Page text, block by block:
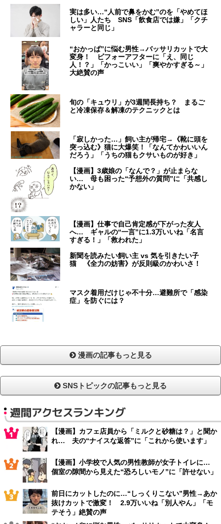
実は多い…“人前で鼻をかむ”のを「やめてほ
しい」人たち SNS「飲食店では嫌」「クチ
ャラーと同じ」
“おかっぱ”に悩む男性→バッサリカットで大
変身！ ビフォーアフターに「え、同じ
人！？」「かっこいい」「爽やかすぎる～」
大絶賛の声
旬の「キュウリ」が3週間長持ち？ まるご
と冷凍保存＆解凍のテクニックとは
「寂しかった…」飼い主が帰宅→《靴に頭を
突っ込む》猫に大爆笑！「なんてかわいいん
だろう」「うちの猫もクサいものが好き」
【漫画】3歳娘の「なんで？」が止まらな
い… 母も困った“予想外の質問”に「共感し
かない」
【漫画】仕事で自己肯定感が下がった友人
へ… ギャルの“一言”に1.3万いいね「名言
すぎる！」「救われた」
新聞を読みたい飼い主 vs 気を引きたい子
猫 《全力の妨害》が反則級のかわいさ！
マスク着用だけじゃ不十分…避難所で「感染
症」を防ぐには？
漫画の記事もっと見る
SNSトピックの記事もっと見る
週間アクセスランキング
【漫画】カフェ店員から「ミルクと砂糖は？」と聞か
れ… 夫の“ナイスな返答”に「これから使います」
【漫画】小学校で人気の男性教師が女子トイレに…
個室の隙間から見えた“恐ろしいモノ”に「許せない」
前日にカットしたのに…“しっくりこない”男性→あか
抜けカットで激変！ 2.9万いいね「別人やん」「モ
テそう」絶賛の声